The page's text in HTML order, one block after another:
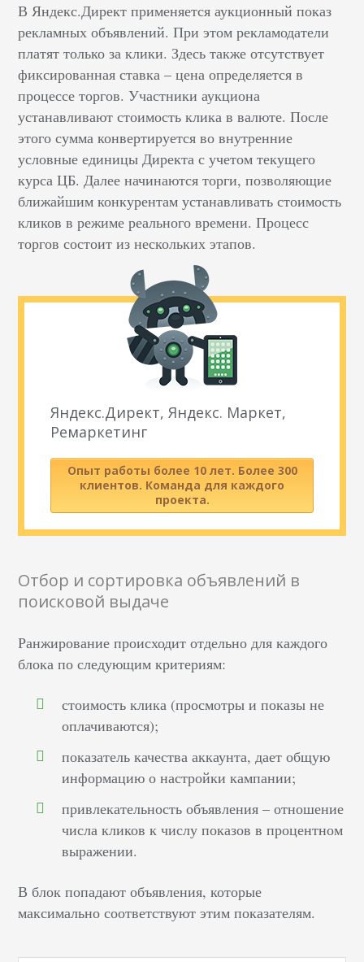
В Яндекс.Директ применяется аукционный показ
рекламных объявлений. При этом рекламодатели
платят только за клики. Здесь также отсутствует
фиксированная ставка – цена определяется в
процессе торгов. Участники аукциона
устанавливают стоимость клика в валюте. После
этого сумма конвертируется во внутренние
условные единицы Директа с учетом текущего
курса ЦБ. Далее начинаются торги, позволяющие
ближайшим конкурентам устанавливать стоимость
кликов в режиме реального времени. Процесс
торгов состоит из нескольких этапов.
Яндекс.Директ, Яндекс. Маркет,
Ремаркетинг
Опыт работы более 10 лет. Более 300
клиентов. Команда для каждого
проекта.
Отбор и сортировка объявлений в
поисковой выдаче
Ранжирование происходит отдельно для каждого
блока по следующим критериям:
стоимость клика (просмотры и показы не
оплачиваются);
показатель качества аккаунта, дает общую
информацию о настройки кампании;
привлекательность объявления – отношение
числа кликов к числу показов в процентном
выражении.
В блок попадают объявления, которые
максимально соответствуют этим показателям.